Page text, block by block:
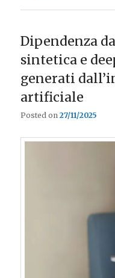
Dipendenza
sintetica e
generati
artificiale
Posted on27/11/2025